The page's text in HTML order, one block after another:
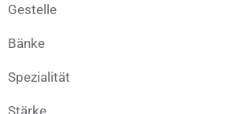
Gestelle
Bänke
Spezialität